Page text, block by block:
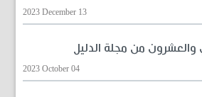
2023 December 13
والعشرون من مجلة الدليل
2023 October 04